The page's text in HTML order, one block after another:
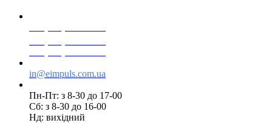
in@eimpuls.com.ua
Пн-Пт: з 8-30 до 17-00
Сб: з 8-30 до 16-00
Нд: вихідний